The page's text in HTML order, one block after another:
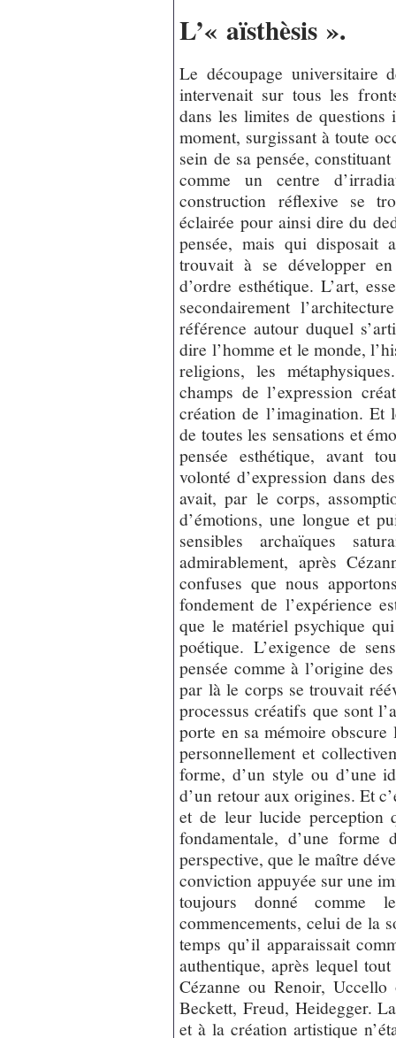
L’« aïsthèsis ».
Le découpage universitaire
intervenait sur tous les
dans les limites de
moment, surgissant à toute
sein de sa pensée,
comme un centre
construction réflexive se
éclairée pour ainsi dire du
pensée, mais qui disposait
trouvait à se développer
d’ordre esthétique. L’art,
secondairement
référence autour duquel
dire l’homme et le monde,
religions, les
champs de l’expression
création de l’imagination.
de toutes les sensations et
pensée esthétique, avant
volonté d’expression dans
avait, par le corps,
d’émotions, une longue et
sensibles archaïques
admirablement, après
confuses que nous
fondement de l’expérience
que le matériel psychique
poétique. L’exigence de
pensée comme à l’origine
par là le corps se trouvait
processus créatifs que sont
porte en sa mémoire
personnellement et
forme, d’un style ou d’une
d’un retour aux origines. Et
et de leur lucide perception
fondamentale, d’une forme
perspective, que le maître
conviction appuyée sur une
toujours donné comme
commencements, celui de la
temps qu’il apparaissait
authentique, après lequel
Cézanne ou Renoir,
Beckett, Freud, Heidegger.
et à la création artistique